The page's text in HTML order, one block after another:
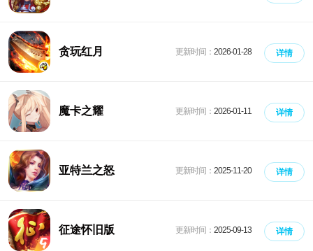
贪玩红月 更新时间： 2026-01-28 详情
魔卡之耀 更新时间： 2026-01-11 详情
亚特兰之怒 更新时间： 2025-11-20 详情
征途怀旧版 更新时间： 2025-09-13 详情